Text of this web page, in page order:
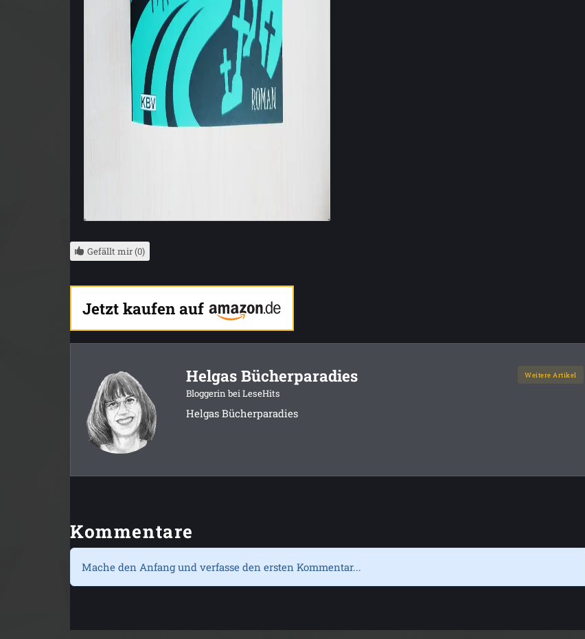
Gefällt mir (0)
Jetzt kaufen auf
Helgas Bücherparadies
Bloggerin bei LeseHits
Weitere Artikel
Helgas Bücherparadies
Kommentare
Mache den Anfang und verfasse den ersten Kommentar...